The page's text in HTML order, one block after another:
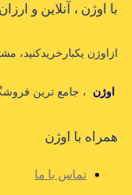
با اوژن ، آنلاین و
ازاوژن یکبارخریدکنید،
اوژن ، جامع ترین
همراه با اوژن
تماس با ما